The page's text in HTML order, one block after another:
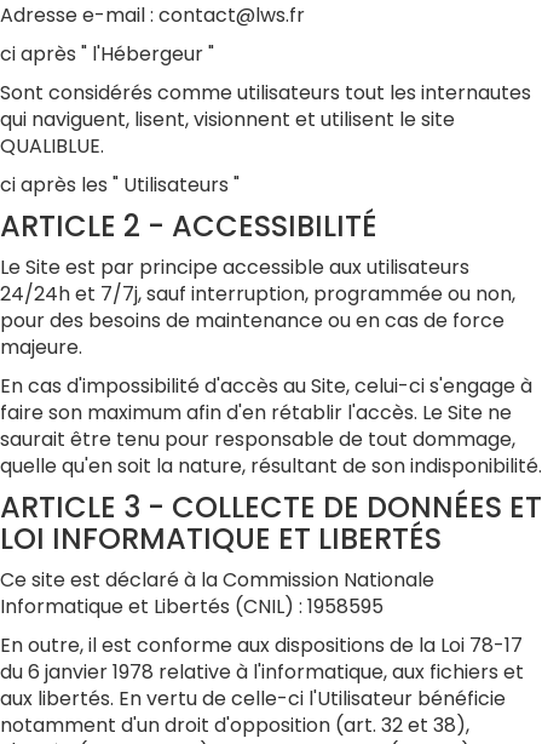
Adresse e-mail : contact@lws.fr
ci après " l'Hébergeur "
Sont considérés comme utilisateurs tout les internautes
qui naviguent, lisent, visionnent et utilisent le site
QUALIBLUE.
ci après les " Utilisateurs "
ARTICLE 2 - ACCESSIBILITÉ
Le Site est par principe accessible aux utilisateurs
24/24h et 7/7j, sauf interruption, programmée ou non,
pour des besoins de maintenance ou en cas de force
majeure.
En cas d'impossibilité d'accès au Site, celui-ci s'engage à
faire son maximum afin d'en rétablir l'accès. Le Site ne
saurait être tenu pour responsable de tout dommage,
quelle qu'en soit la nature, résultant de son indisponibilité.
ARTICLE 3 - COLLECTE DE DONNÉES ET
LOI INFORMATIQUE ET LIBERTÉS
Ce site est déclaré à la Commission Nationale
Informatique et Libertés (CNIL) : 1958595
En outre, il est conforme aux dispositions de la Loi 78-17
du 6 janvier 1978 relative à l'informatique, aux fichiers et
aux libertés. En vertu de celle-ci l'Utilisateur bénéficie
notamment d'un droit d'opposition (art. 32 et 38),